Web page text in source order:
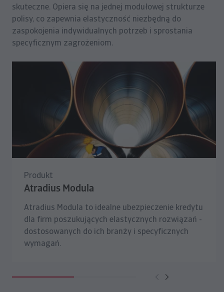
skuteczne. Opiera się na jednej modułowej strukturze
polisy, co zapewnia elastyczność niezbędną do
zaspokojenia indywidualnych potrzeb i sprostania
specyficznym zagrożeniom.
Produkt
Atradius Modula
Atradius Modula to idealne ubezpieczenie kredytu
dla firm poszukujących elastycznych rozwiązań -
dostosowanych do ich branży i specyficznych
wymagań.